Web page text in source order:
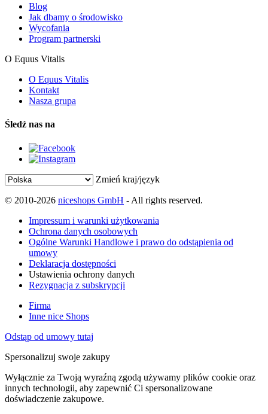
Blog
Jak dbamy o środowisko
Wycofania
Program partnerski
O Equus Vitalis
O Equus Vitalis
Kontakt
Nasza grupa
Śledź nas na
Zmień kraj/język
© 2010-2026 niceshops GmbH - All rights reserved.
Impressum i warunki użytkowania
Ochrona danych osobowych
Ogólne Warunki Handlowe i prawo do odstąpienia od
umowy
Deklaracja dostępności
Ustawienia ochrony danych
Rezygnacja z subskrypcji
Firma
Inne nice Shops
Odstąp od umowy tutaj
Spersonalizuj swoje zakupy
Wyłącznie za Twoją wyraźną zgodą używamy plików cookie oraz
innych technologii, aby zapewnić Ci spersonalizowane
doświadczenie zakupowe.